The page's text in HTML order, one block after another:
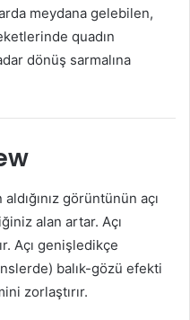
meydana gelebilen,
quadın
dönüş sarmalına
görüntünün açı
alan artar. Açı
Açı genişledikçe
balık-gözü efekti
zorlaştırır.